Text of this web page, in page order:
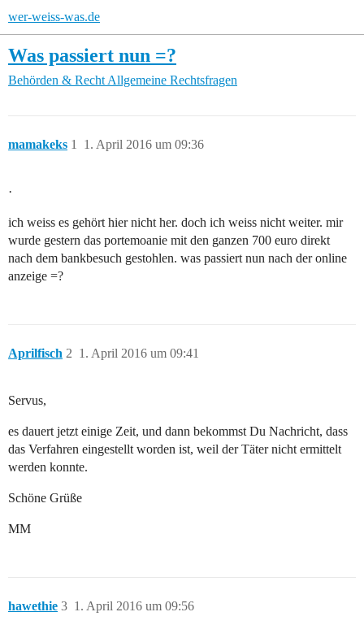
wer-weiss-was.de
Was passiert nun =?
Behörden & Recht Allgemeine Rechtsfragen
mamakeks 1. April 2016 um 09:36
1
·
ich weiss es gehört hier nicht her. doch ich weiss nicht weiter. mir
wurde gestern das portemoanie mit den ganzen 700 euro direkt
nach dem bankbesuch gestohlen. was passiert nun nach der online
anzeige =?
Aprilfisch 1. April 2016 um 09:41
2
Servus,
es dauert jetzt einige Zeit, und dann bekommst Du Nachricht, dass
das Verfahren eingestellt worden ist, weil der Täter nicht ermittelt
werden konnte.
Schöne Grüße
MM
hawethie 1. April 2016 um 09:56
3